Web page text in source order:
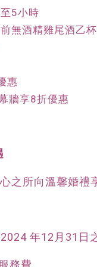
5小時
無酒精雞尾酒乙杯
惠
牆享8折優惠
之所向溫馨婚禮
年12月31日
務費